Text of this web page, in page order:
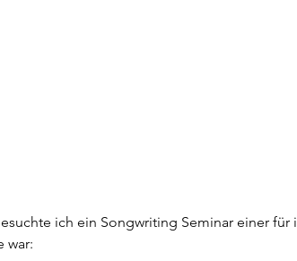
ich ein Songwriting Seminar einer
war: